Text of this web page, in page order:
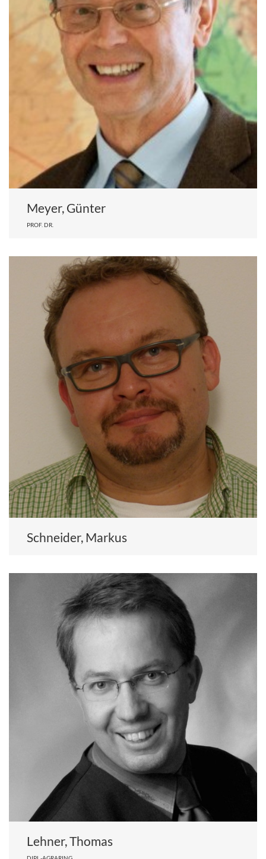
Meyer, Günter
PROF. DR.
Schneider, Markus
Lehner, Thomas